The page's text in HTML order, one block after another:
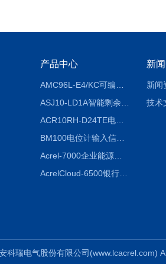
产品中心
ACR10RH-D24TE电力仪表外置开口式互感器
BM100电位计输入信号隔离器
Acrel-7000企业能源管控平台
AcrelCloud-6500银行业安全用电能耗云平台
新
新闻
技术
科瑞电气股份有限公司